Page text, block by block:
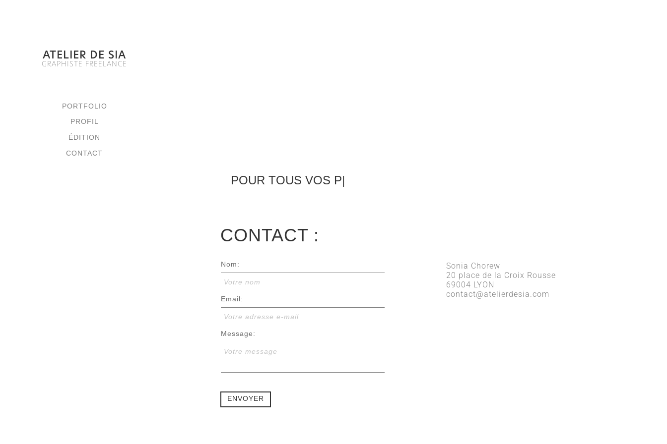
ATELIER DE SIA
GRAPHISTE FREELANCE
PORTFOLIO
PROFIL
ÉDITION
CONTACT
POUR TOUS |
CONTACT :
Nom:
Votre nom
Email:
Votre adresse e-mail
ENVOYER
Message:
Votre message
Sonia Chorew
20 place de la Croix Rousse
69004 LYON
contact@atelierdesia.com